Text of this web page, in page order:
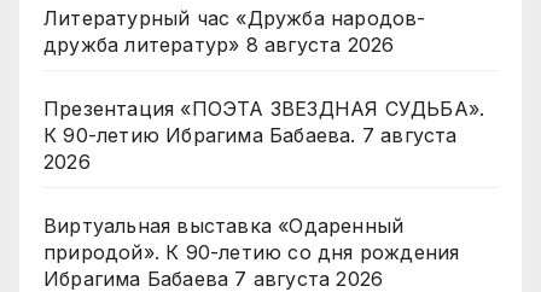
Литературный час «Дружба народов-
дружба литератур» 8 августа 2026
Презентация «ПОЭТА ЗВЕЗДНАЯ СУДЬБА».
К 90-летию Ибрагима Бабаева. 7 августа
2026
Виртуальная выставка «Одаренный
природой». К 90-летию со дня рождения
Ибрагима Бабаева 7 августа 2026